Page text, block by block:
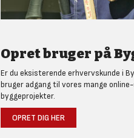
Opret bruger på
Er du eksisterende erhvervskunde i
bruger adgang til vores mange
byggeprojekter.
OPRET DIG HER